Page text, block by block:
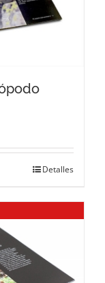
Detalles